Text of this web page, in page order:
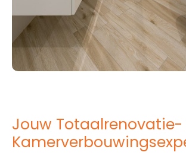
Jouw Totaalrenovatie-